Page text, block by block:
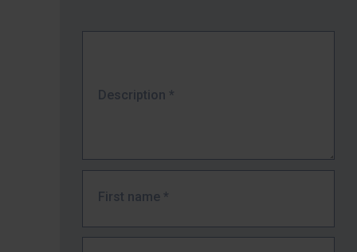
Description *
First name *